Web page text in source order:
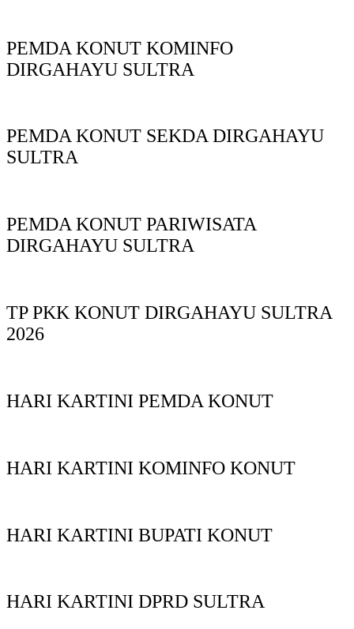
PEMDA KONUT KOMINFO
DIRGAHAYU SULTRA
PEMDA KONUT SEKDA DIRGAHAYU
SULTRA
PEMDA KONUT PARIWISATA
DIRGAHAYU SULTRA
TP PKK KONUT DIRGAHAYU SULTRA
2026
HARI KARTINI PEMDA KONUT
HARI KARTINI KOMINFO KONUT
HARI KARTINI BUPATI KONUT
HARI KARTINI DPRD SULTRA